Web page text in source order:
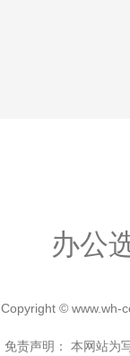
办公
Copyright © www.wh-
免责声明： 本网站为